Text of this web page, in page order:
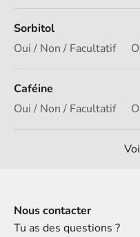
Sorbitol
Oui / Non / Facultatif
Caféine
Oui / Non / Facultatif
Nous contacter
Tu as des questions ?